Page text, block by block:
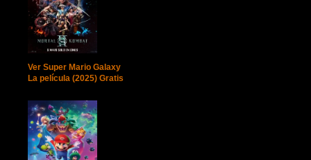
Ver Super Mario Galaxy
La película (2025) Gratis